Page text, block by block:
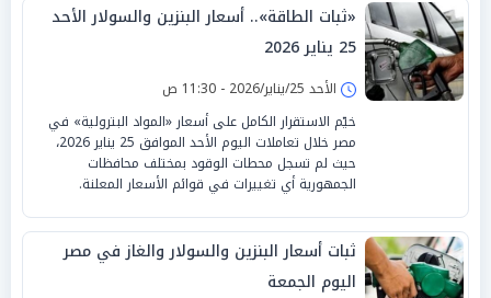
«ثبات الطاقة».. أسعار البنزين والسولار الأحد
25 يناير 2026
الأحد 25/يناير/2026 - 11:30 ص
خيّم الاستقرار الكامل على أسعار «المواد البترولية» في
مصر خلال تعاملات اليوم الأحد الموافق 25 يناير 2026،
حيث لم تسجل محطات الوقود بمختلف محافظات
الجمهورية أي تغييرات في قوائم الأسعار المعلنة.
ثبات أسعار البنزين والسولار والغاز في مصر
اليوم الجمعة